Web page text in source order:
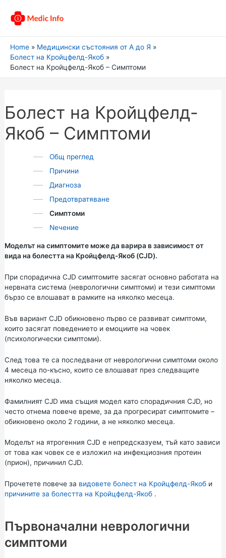
Home
Медицински състояния от А до Я
Болест на Кройцфелд-Якоб
Болест на Кройцфелд-Якоб – Симптоми
Болест на Кройцфелд-
Якоб – Симптоми
Общ преглед
Причини
Диагноза
Предотвратяване
Симптоми
Nечение
Моделът на симптомите може да варира в зависимост от
вида на болестта на Кройцфелд-Якоб (CJD).
При спорадична CJD симптомите засягат основно работата на
нервната система (неврологични симптоми) и тези симптоми
бързо се влошават в рамките на няколко месеца.
Във вариант CJD обикновено първо се развиват симптоми,
които засягат поведението и емоциите на човек
(психологически симптоми).
След това те са последвани от неврологични симптоми около
4 месеца по-късно, които се влошават през следващите
няколко месеца.
Фамилният CJD има същия модел като спорадичния CJD, но
често отнема повече време, за да прогресират симптомите –
обикновено около 2 години, а не няколко месеца.
Моделът на ятрогенния CJD е непредсказуем, тъй като зависи
от това как човек се е изложил на инфекциозния протеин
(прион), причинил CJD.
Прочетете повече за видовете болест на Кройцфелд-Якоби
причините за болестта на Кройцфелд-Якоб.
Първоначални неврологични
симптоми